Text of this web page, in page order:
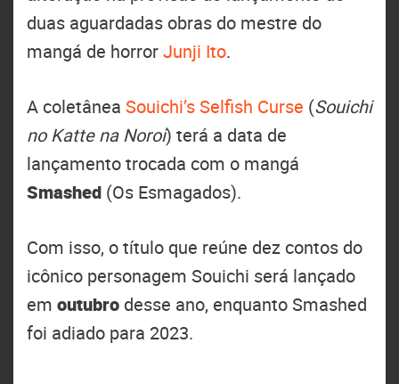
duas aguardadas obras do mestre do
mangá de horrorJunji Ito.
A coletânea Souichi’s Selfish Curse (Souichi
no Katte na Noroi) terá a data de
lançamento trocada com o mangá
Smashed (Os Esmagados).
Com isso, o título que reúne dez contos do
icônico personagem Souichi será lançado
em outubro desse ano, enquanto Smashed
foi adiado para 2023.